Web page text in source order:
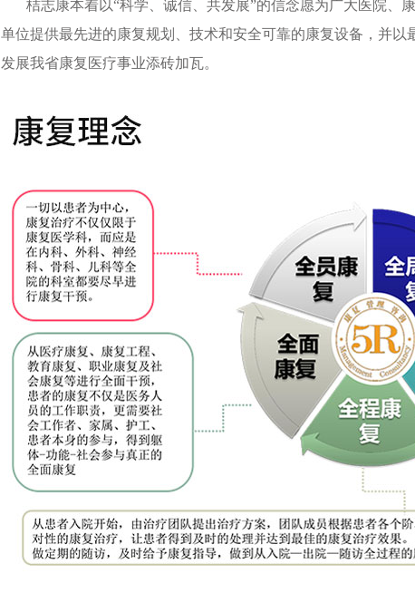
桔志康本着以“科学、诚信、共发展”的信念愿为广大医院、
单位提供最先进的康复规划、技术和安全可靠的康复设备，并
发展我省康复医疗事业添砖加瓦。